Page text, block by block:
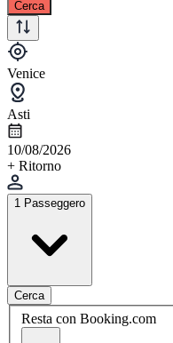
Cerca
Venice
Asti
10/08/2026
+ Ritorno
1 Passeggero
Cerca
Resta con Booking.com